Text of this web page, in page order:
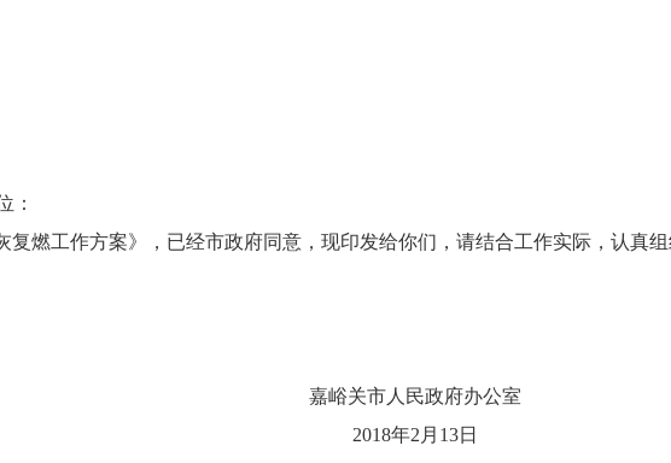
：
复燃工作方案》，已经市政府同意，现印发给你们，请结合工作实际，认真
嘉峪关市人民政府办公室
2018年2 月 13日